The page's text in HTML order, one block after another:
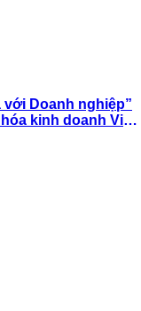
với Doanh nghiệp”
kinh doanh Việt